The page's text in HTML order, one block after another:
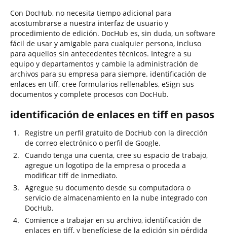
Con DocHub, no necesita tiempo adicional para
acostumbrarse a nuestra interfaz de usuario y
procedimiento de edición. DocHub es, sin duda, un software
fácil de usar y amigable para cualquier persona, incluso
para aquellos sin antecedentes técnicos. Integre a su
equipo y departamentos y cambie la administración de
archivos para su empresa para siempre. identificación de
enlaces en tiff, cree formularios rellenables, eSign sus
documentos y complete procesos con DocHub.
identificación de enlaces en tiff en pasos
Registre un perfil gratuito de DocHub con la dirección
de correo electrónico o perfil de Google.
Cuando tenga una cuenta, cree su espacio de trabajo,
agregue un logotipo de la empresa o proceda a
modificar tiff de inmediato.
Agregue su documento desde su computadora o
servicio de almacenamiento en la nube integrado con
DocHub.
Comience a trabajar en su archivo, identificación de
enlaces en tiff, y benefíciese de la edición sin pérdida